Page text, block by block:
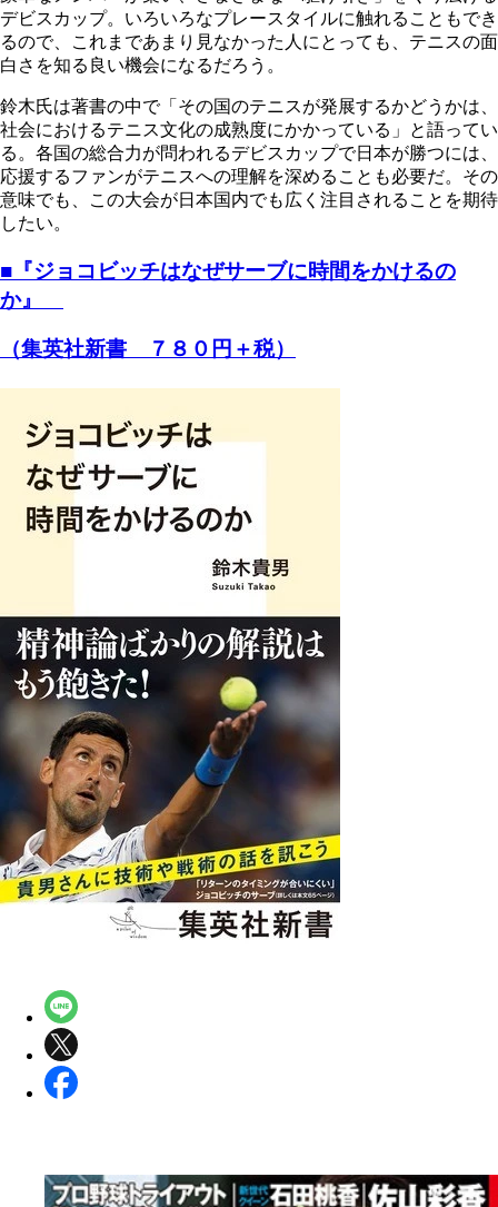
デビスカップ。いろいろなプレースタイルに触れることもでき
るので、これまであまり見なかった人にとっても、テニスの面
白さを知る良い機会になるだろう。
鈴木氏は著書の中で「その国のテニスが発展するかどうかは、
社会におけるテニス文化の成熟度にかかっている」と語ってい
る。各国の総合力が問われるデビスカップで日本が勝つには、
応援するファンがテニスへの理解を深めることも必要だ。その
意味でも、この大会が日本国内でも広く注目されることを期待
したい。
■『ジョコビッチはなぜサーブに時間をかけるの
か』
（集英社新書 ７８０円＋税）